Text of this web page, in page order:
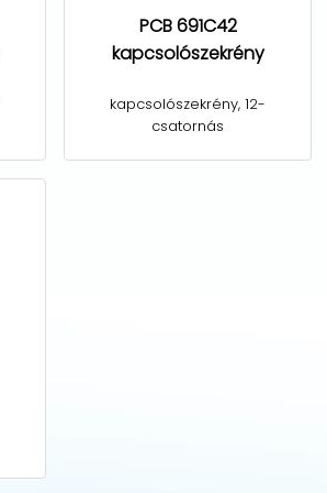
PCB 691C42
kapcsolószekrény
kapcsolószekrény, 12-
csatornás